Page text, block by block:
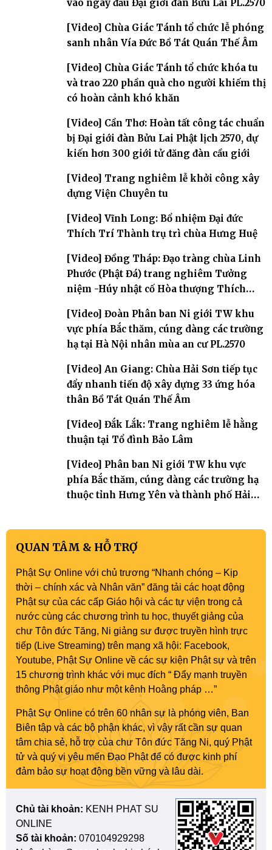
vào ngày đầu Đại giới đàn Bửu Lai PL.2570
[Video] Chùa Giác Tánh tổ chức lễ phóng
sanh nhân Vía Đức Bồ Tát Quán Thế Âm
[Video] Chùa Giác Tánh tổ chức khóa tu
và trao 220 phần quà cho người khiếm thị
có hoàn cảnh khó khăn
[Video] Cần Thơ: Hoàn tất công tác chuẩn
bị Đại giới đàn Bửu Lai Phật lịch 2570, dự
kiến hơn 300 giới tử đăng đàn cầu giới
[Video] Trang nghiêm lễ khởi công xây
dựng Viện Chuyên tu
[Video] Vĩnh Long: Bổ nhiệm Đại đức
Thích Trí Thành trụ trì chùa Hưng Huệ
[Video] Đồng Tháp: Đạo tràng chùa Linh
Phước (Phật Đá) trang nghiêm Tưởng
niệm -Húy nhật cố Hòa thượng Thích
[Video] Đoàn Phân ban Ni giới TW khu
vực phía Bắc thăm, cúng dàng các trường
hạ tại Hà Nội nhân mùa an cư PL.2570
[Video] An Giang: Chùa Hải Sơn tiếp tục
đẩy nhanh tiến độ xây dựng 33 ứng hóa
thân Bồ Tát Quán Thế Âm
[Video] Đắk Lắk: Trang nghiêm lễ hằng
thuận tại Tổ đình Bảo Lâm
[Video] Phân ban Ni giới TW khu vực
phía Bắc thăm, cúng dàng các trường hạ
thuộc tỉnh Hưng Yên và thành phố Hải
QUAN TÂM & HỖ TRỢ
Phật Sự Online với chủ trương “Nhanh chóng – Kịp
thời – chính xác và Nhân văn” đăng tải các hoạt động
Phật sự của các cấp Giáo hội và các tự viện trong cả
nước cùng các chương trình tu học, thuyết giảng của
chư Tôn đức Tăng, Ni giảng sư được truyền hình trực
tiếp (Live Streaming) trên mạng xã hội: Facebook,
Youtube, Phật Sự Online về các sự kiện Phật sự và trên
15 chương trình khác với mục đích “ Đẩy mạnh truyền
thông Phật giáo như một kênh Hoằng pháp …”
Phật Sự Online có trên 60 nhân sự là phóng viên, Ban
Biên tập và các bộ phận khác, vì vậy rất cần sự quan
tâm chia sẻ, hỗ trợ của chư Tôn đức Tăng Ni, quý Phật
tử và quý vị yêu mến Đạo Phật để có được kinh phí
đảm bảo sự hoạt động bền vững và lâu dài.
Chủ tài khoản: KENH PHAT SU
ONLINE
Số tài khoản: 070104929298